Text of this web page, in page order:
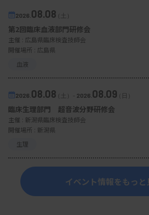
2026. 08.08（土）
第2回臨床血液部門研修会
主催 : 広島県臨床検査技師会
開催場所 : 広島県
血液
2026. 08.08（土） - 2026. 08.09（日）
臨床生理部門 超音波分野研修会
主催 : 新潟県臨床検査技師会
開催場所 : 新潟県
生理
イベント情報をもっと